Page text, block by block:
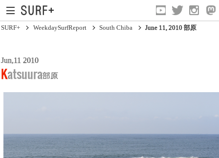
South Ibaraki
Video Logs
SURF+ WeekdaySurfReport South Chiba June 11, 2010 部原
Jun,11 2010
Katsuura部原